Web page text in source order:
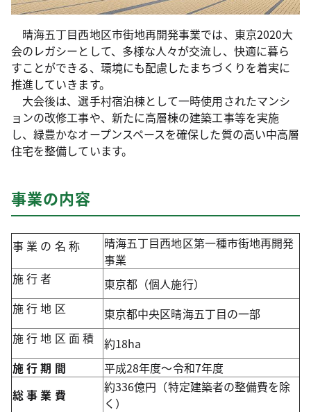
晴海五丁目西地区市街地再開発事業では、東京2020大
会のレガシーとして、多様な人々が交流し、快適に暮ら
すことができる、環境にも配慮したまちづくりを着実に
推進していきます。
大会後は、選手村宿泊棟として一時使用されたマンシ
ョンの改修工事や、新たに高層棟の建築工事等を実施
し、緑豊かなオープンスペースを確保した質の高い中高層
住宅を整備しています。
事業の内容
事 業 の 名 称
晴海五丁目西地区第一種市街地再開発
事業
施行者
東京都（個人施行）
施行地 区
東京都中央区晴海五丁目の一部
施行地 区 面 積
約18ha
施行期 間
平成28年度～令和7年度
総事 業 費
約336億円（特定建築者の整備費を除
く）